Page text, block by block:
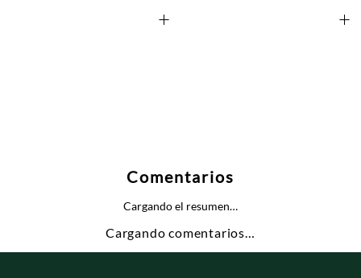
+ +
Comentarios
Cargando el resumen…
Cargando comentarios…